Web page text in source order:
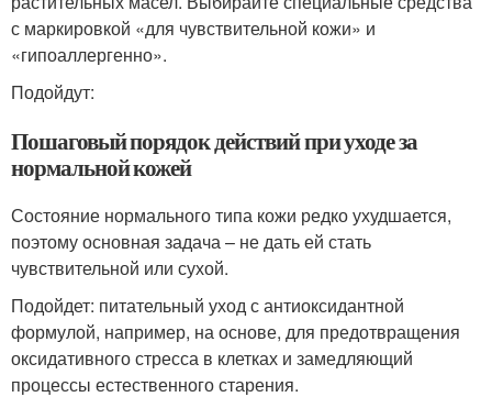
с маркировкой «для чувствительной кожи» и
«гипоаллергенно».
Подойдут:
Пошаговый порядок действий при уходе за
нормальной кожей
Состояние нормального типа кожи редко ухудшается,
поэтому основная задача – не дать ей стать
чувствительной или сухой.
Подойдет: питательный уход с антиоксидантной
формулой, например, на основе, для предотвращения
оксидативного стресса в клетках и замедляющий
процессы естественного старения.